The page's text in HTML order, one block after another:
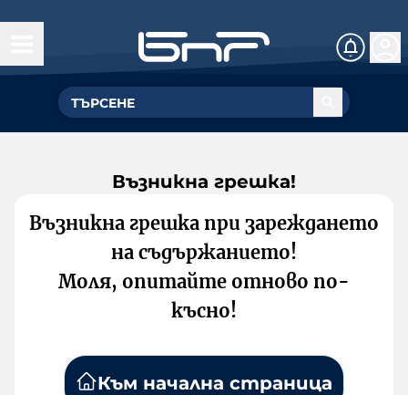
Възникна грешка!
Възникна грешка при зареждането
на съдържанието!
Моля, опитайте отново по-
късно!
Към начална страница